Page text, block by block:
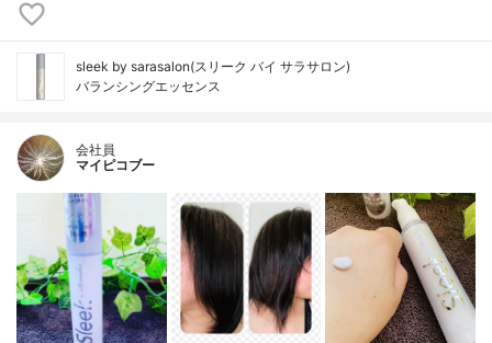
sleek by sarasalon(スリーク バイ サラサロン)
バランシングエッセンス
会社員
マイピコブー